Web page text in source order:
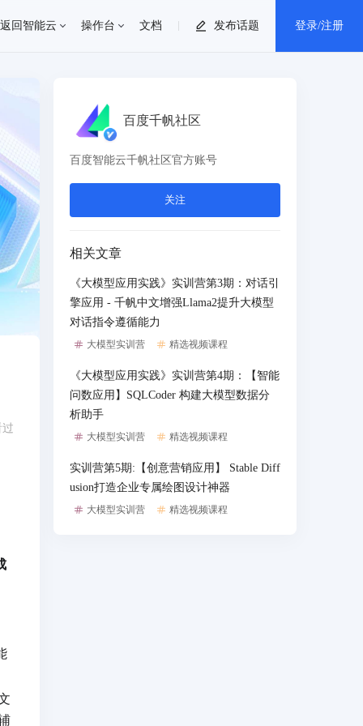
返回智能云 操作台 文档 发布话题 登录/注册
过
百度千帆社区
百度智能云千帆社区官方账号
关注
相关文章
《大模型应用实践》实训营第3期：对话引
擎应用 - 千帆中文增强Llama2提升大模型
对话指令遵循能力
大模型实训营 精选视频课程
《大模型应用实践》实训营第4期：【智能
问数应用】SQLCoder 构建大模型数据分
析助手
大模型实训营 精选视频课程
实训营第5期:【创意营销应用】 Stable Diff
usion打造企业专属绘图设计神器
大模型实训营 精选视频课程